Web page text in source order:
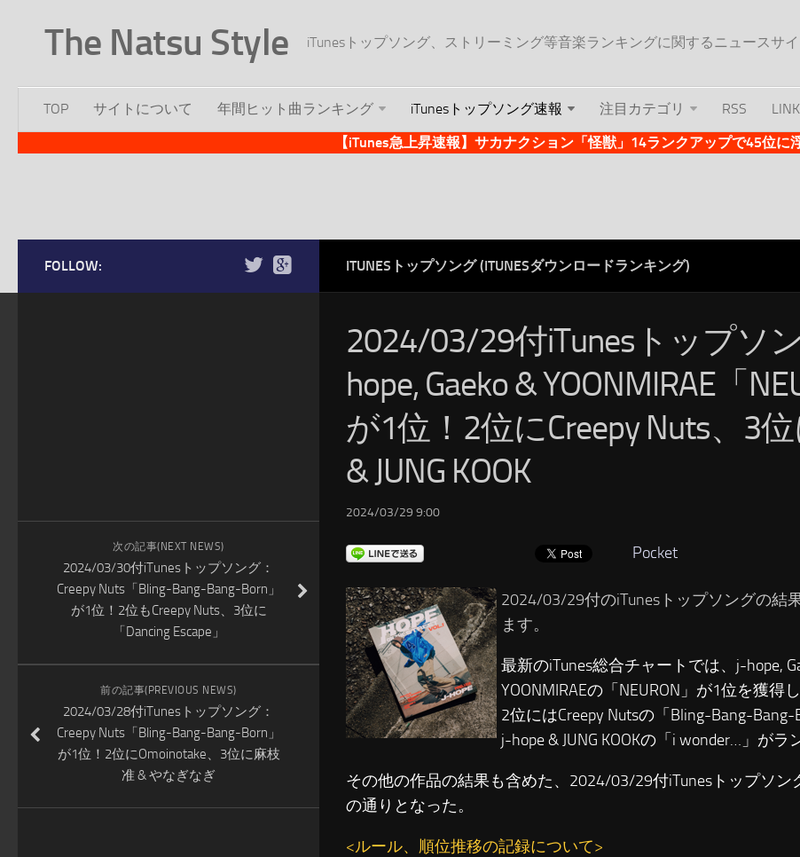
The Natsu Style iTunesトップソング、ストリーミング等音楽ランキングに関するニュースサイ
TOP サイトについて 年間ヒット曲ランキング iTunesトップソング速報 注目カテゴリ RSS
【iTunes急上昇速報】サカナクション「怪獣」14ランクアップで45位に
ITUNESトップソング (ITUNESダウンロードランキング)
2024/03/29付iTunesトップソ
hope, Gaeko & YOONMIRAE「
が1位！2位にCreepy Nuts、3
& JUNG KOOK
2024/03/29 9:00
Pocket
2024/03/29付のiTunesトップソングの結
ます。
最新のiTunes総合チャートでは、j-hope,
YOONMIRAEの「NEURON」が1位を獲得し
2位にはCreepy Nutsの「Bling-Bang-
j-hope & JUNG KOOKの「i wonder…」がラ
その他の作品の結果も含めた、2024/03/29付iTunesトップソン
の通りとなった。
<ルール、順位推移の記録について>
FOLLOW:
次の記事(NEXT NEWS)
2024/03/30付iTunesトップソング：
Creepy Nuts「Bling-Bang-Bang-Born」
が1位！2位もCreepy Nuts、3位に
「Dancing Escape」
前の記事(PREVIOUS NEWS)
2024/03/28付iTunesトップソング：
Creepy Nuts「Bling-Bang-Bang-Born」
が1位！2位にOmoinotake、3位に麻枝
准 & やなぎなぎ